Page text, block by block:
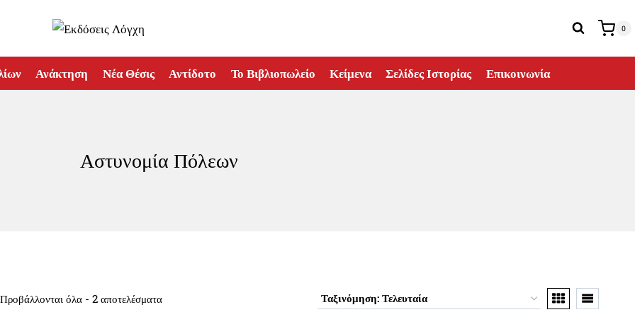
0
Ανάκτηση Νέα Θέσις Αντίδοτο Το Βιβλιοπωλείο Κείμενα Σελίδες Ιστορίας Επικοινωνία
Αστυνομία Πόλεων
Προβάλλονται όλα - 2 αποτελέσματαSorted